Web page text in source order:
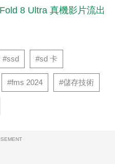
8 Ultra 真機影片流出
#ssd #sd 卡
#fms 2024 #儲存技術